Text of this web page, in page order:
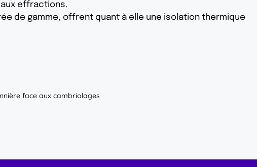
effractions.
de gamme, offrent quant à elle une isolation thermique
face aux cambriolages